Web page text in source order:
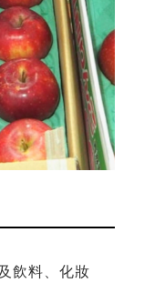
飲料、化妝